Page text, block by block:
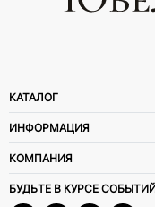
КАТАЛОГ
ИНФОРМАЦИЯ
КОМПАНИЯ
БУДЬТЕ В КУРСЕ